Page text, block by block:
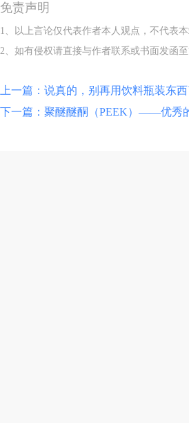
免责声明
1、以上言论仅代表作者本人观点，不代表
2、如有侵权请直接与作者联系或书面发函
上一篇：说真的，别再用饮料瓶装东西
下一篇：聚醚醚酮（PEEK）——优秀